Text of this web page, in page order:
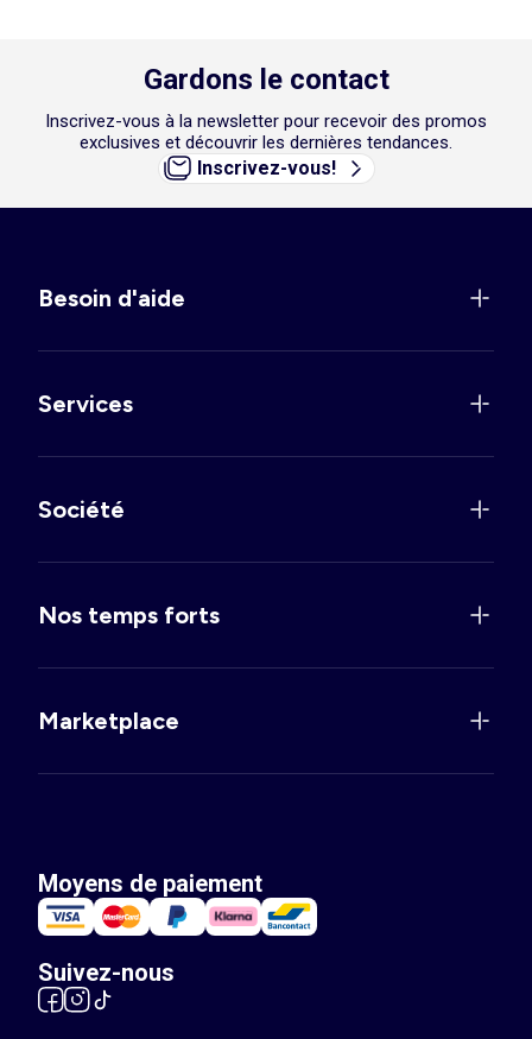
Gardons le contact
Inscrivez-vous à la newsletter pour recevoir des promos
exclusives et découvrir les dernières tendances.
Inscrivez-vous!
Besoin d'aide
Services
Société
Nos temps forts
Marketplace
Moyens de paiement
Suivez-nous